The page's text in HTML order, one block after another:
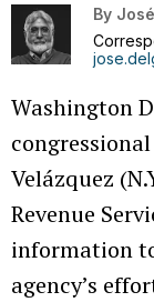
By
Washington
Velázquez
Revenue
information
agency’s